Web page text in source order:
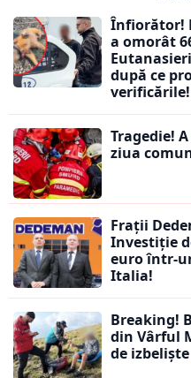
Înfiorător!
a omorât
după ce
verificările!
Tragedie!
ziua
Frații
Investiție
euro într-
Italia!
Breaking!
din Vârful
de